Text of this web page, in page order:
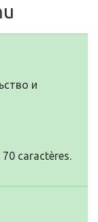
и
caractères.